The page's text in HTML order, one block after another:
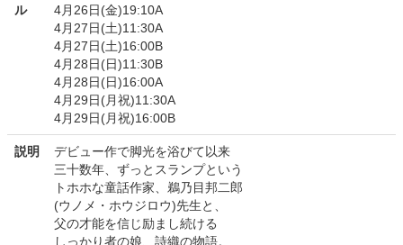
ル
4月26日(金)19:10A
4月27日(土)11:30A
4月27日(土)16:00B
4月28日(日)11:30B
4月28日(日)16:00A
4月29日(月祝)11:30A
4月29日(月祝)16:00B
説明
デビュー作で脚光を浴びて以来
三十数年、ずっとスランプという
トホホな童話作家、鵜乃目邦二郎
(ウノメ・ホウジロウ)先生と、
父の才能を信じ励まし続ける
しっかり者の娘、詩織の物語。